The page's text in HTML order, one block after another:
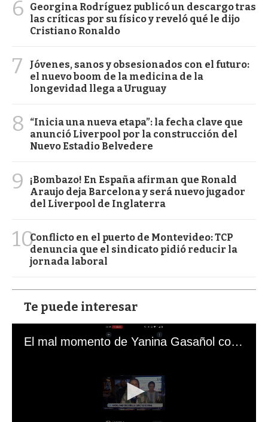
6
Georgina Rodríguez publicó un descargo tras
las críticas por su físico y reveló qué le dijo
Cristiano Ronaldo
7
Jóvenes, sanos y obsesionados con el futuro:
el nuevo boom de la medicina de la
longevidad llega a Uruguay
8
“Inicia una nueva etapa”: la fecha clave que
anunció Liverpool por la construcción del
Nuevo Estadio Belvedere
9
¡Bombazo! En España afirman que Ronald
Araujo deja Barcelona y será nuevo jugador
del Liverpool de Inglaterra
10Conflicto en el puerto de Montevideo: TCP
denuncia que el sindicato pidió reducir la
jornada laboral
Te puede interesar
El mal momento de Yanina Gasañol con un hincha argentino en "Subrayado"